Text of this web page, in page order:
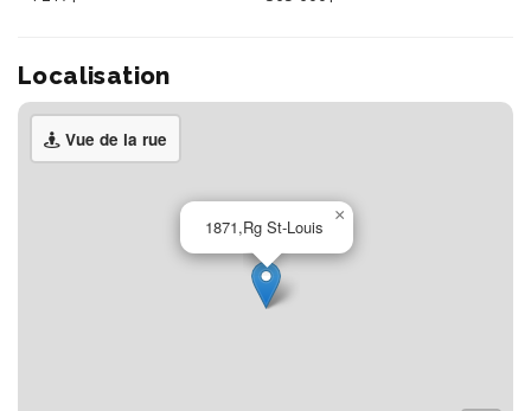
Localisation
Vue de la rue
1871,Rg St-Louis
×